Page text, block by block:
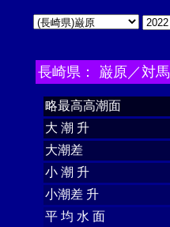
長崎県： 巌原／対馬
略最高高潮面
大 潮 升
大潮差
小 潮 升
小潮差 升
平 均 水 面